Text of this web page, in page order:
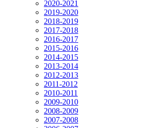
2020-2021
2019-2020
2018-2019
2017-2018
2016-2017
2015-2016
2014-2015
2013-2014
2012-2013
2011-2012
2010-2011
2009-2010
2008-2009
2007-2008